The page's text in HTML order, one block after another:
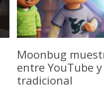
Moonbug
entre YouTube
tradicional